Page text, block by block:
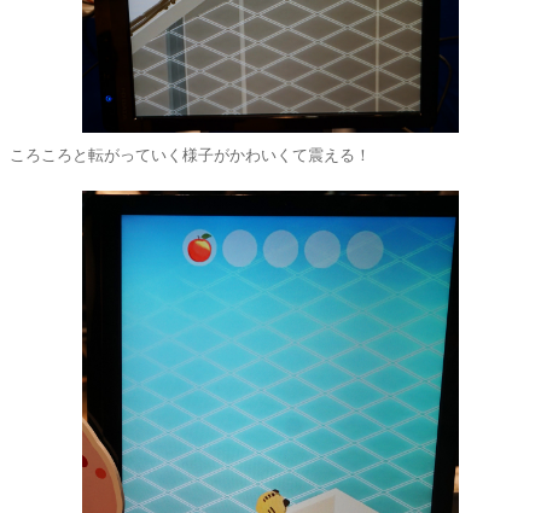
ころころと転がっていく様子がかわいくて震える！